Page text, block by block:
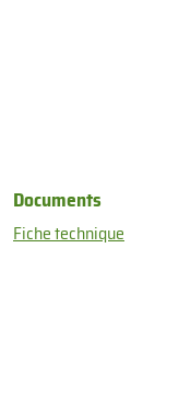
Documents
Fiche technique